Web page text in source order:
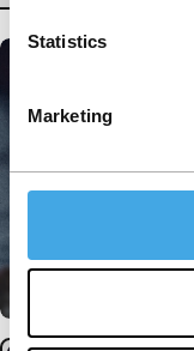
Statistics
Marketing